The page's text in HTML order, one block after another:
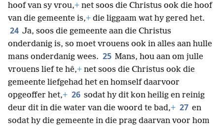
hoof van sy vrou,+ net soos die Christus ook die hoof
van die gemeente is,+ die liggaam wat hy gered het.
24 Ja, soos die gemeente aan die Christus
onderdanig is, so moet vrouens ook in alles aan hulle
mans onderdanig wees. 25 Mans, hou aan om julle
vrouens lief te hê,+ net soos die Christus ook die
gemeente liefgehad het en homself daarvoor
opgeoffer het,+ 26 sodat hy dit kon heilig en reinig
deur dit in die water van die woord te bad,+ 27 en
sodat hy die gemeente in die prag daarvan voor hom